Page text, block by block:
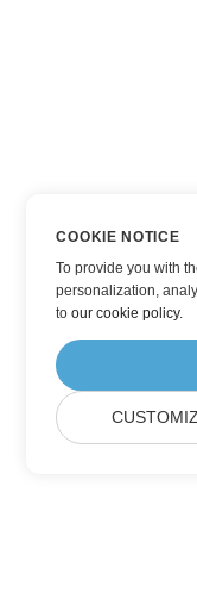
COOKIE NOTICE
To provide you with
personalization,
toour cookie policy.